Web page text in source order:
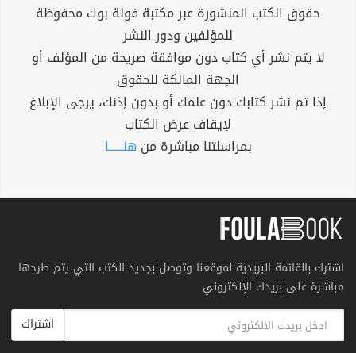
حقوق الكتب المنشورة عبر مكتبة فولة بوك محفوظة
للمؤلفين ودور النشر
لا يتم نشر أي كتاب دون موافقة صريحة من المؤلف أو
الجهة المالكة للحقوق
إذا تم نشر كتابك دون علمك أو بدون إذنك، يرجى الإبلاغ
لإيقاف عرض الكتاب
بمراسلتنا مباشرة من هنــــــا
اشترك بالقائمة البريدية لموقعنا وتوصل بجديد الكتب التي يتم طرحها
مباشرة على بريدك الإلكتروني
اشتراك